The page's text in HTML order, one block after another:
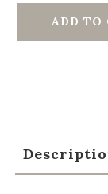
ADD TO